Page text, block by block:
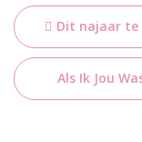
Bericht
navigatie
Dit najaar te
Als Ik Jou